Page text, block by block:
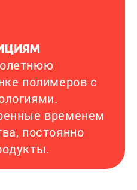
полимеров с
временем
постоянно